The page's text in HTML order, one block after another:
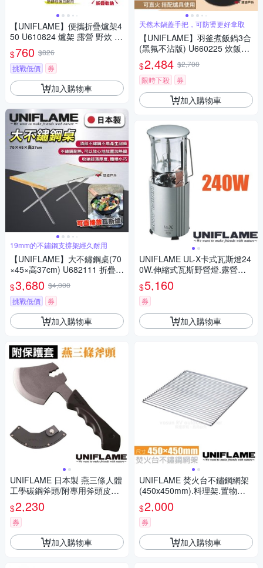
【UNIFLAME】便攜折疊爐架4
50 U610824 爐架 露營 野炊 悠
遊戶外
$760 $826
挑戰低價
券
加入購物車
19mm的不鏽鋼支撐架經久耐用
【UNIFLAME】大不鏽鋼桌(70
×45×高37cm) U682111 折疊桌
摺疊桌 大鋼桌 野餐 露營 悠遊
戶外
$3,680 $4,000
挑戰低價
券
加入購物車
UNIFLAME 日本製 燕三條人體
工學碳鋼斧頭/附專用斧頭皮革
保護套/U684191
$2,230
券
加入購物車
天然木鍋蓋手把，可防燙更好拿取
【UNIFLAME】羽釜煮飯鍋3合
(黑氟不沾版) U660225 炊飯鍋
煮水鍋 居家 露營 野炊 悠遊戶
外
$2,484 $2,700
限時下殺
券
加入購物車
UNIFLAME UL-X卡式瓦斯燈24
0W.伸縮式瓦斯野營燈.露營燈.
照明燈.提燈.掛燈_U620106
$5,160
券
加入購物車
UNIFLAME 焚火台不鏽鋼網架
(450x450mm).料理架.置物架.
荷蘭鍋架/683149
$2,000
券
加入購物車